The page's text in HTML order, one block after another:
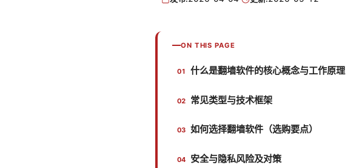
ON THIS PAGE
什么是翻墙软件的核心概念与工作原理
常见类型与技术框架
如何选择翻墙软件（选购要点）
安全与隐私风险及对策